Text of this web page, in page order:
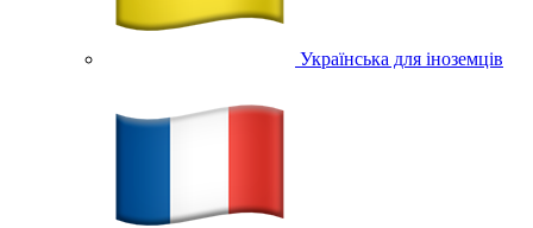
Українська для іноземців